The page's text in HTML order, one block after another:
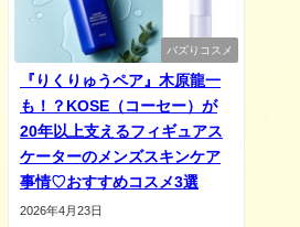
バズりコスメ
『りくりゅうペア』木原龍一
も！？KOSE（コーセー）が
20年以上支えるフィギュアス
ケーターのメンズスキンケア
事情♡おすすめコスメ3選
2026年4月23日